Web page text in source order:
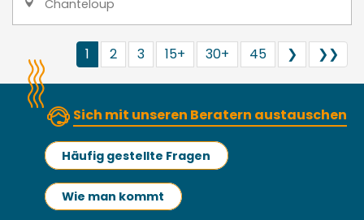
Chanteloup
1 2 3 15+ 30+ 45 ❯ ❯❯
Sich mit unseren Beratern austauschen
Häufig gestellte Fragen
Wie man kommt